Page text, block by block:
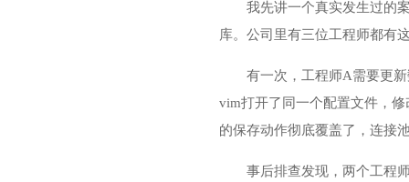
我先讲一个真实发生过的
库。公司里有三位工程师都有
有一次，工程师A需要更
vim打开了同一个配置文件，
的保存动作彻底覆盖了，连接
事后排查发现，两个工程